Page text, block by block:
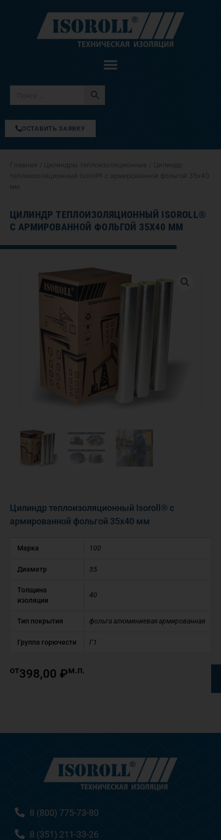
содержимому
ОСТАВИТЬ ЗАЯВКУ
Главная Цилиндры теплоизоляционные / Цилиндр
теплоизоляционный Isoroll® с армированной фольгой 35х40
мм
ЦИЛИНДР ТЕПЛОИЗОЛЯЦИОННЫЙ ISOROLL®
С АРМИРОВАННОЙ ФОЛЬГОЙ 35Х40 ММ
Цилиндр теплоизоляционный Isoroll® с
армированной фольгой 35х40 мм
Марка 100
Диаметр 35
Толщина
изоляции
40
Тип покрытия фольга алюминиевая армированная
Группа горючести Г1
от398,00 ₽м.п.
8 (800) 775-73-80
8 (351) 211-33-26